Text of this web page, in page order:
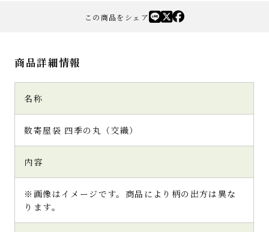
この商品をシェア
商品詳細情報
名称
数寄屋袋 四季の丸（交織）
内容
※画像はイメージです。商品により柄の出方は異な
ります。